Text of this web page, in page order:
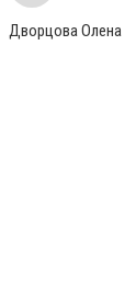
Дворцова Олена